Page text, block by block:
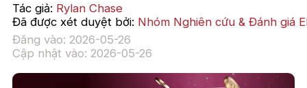
Tác giả: Rylan Chase
Đã được xét duyệt bởi: Nhóm Nghiên cứu & Đánh giá
Đăng vào: 2026-05-26
Cập nhật vào: 2026-05-26